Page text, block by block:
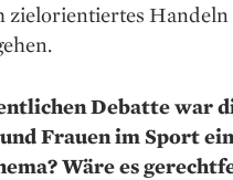
zielorien­tiertes
Debatte war
Frauen im Sport
Wäre es